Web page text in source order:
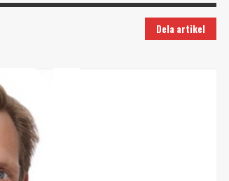
Dela artikel